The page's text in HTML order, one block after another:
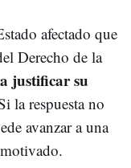
afectado que
Derecho de la
justificar su
la respuesta no
avanzar a una